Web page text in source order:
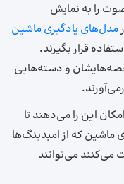
را به نمایش
مدل‌های یادگیری ماشین
قرار بگیرند.
و دسته‌هایی
این را می‌دهند تا
ماشین که از امبدینگ‌ها
می‌کنند می‌توانند